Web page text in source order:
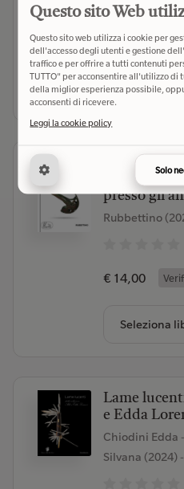
€ 25,00
Seleziona
La
equini,
presso gli
Rubbettino
€ 14,00
Seleziona
Lame
e Edda
Chiodini Edda
Silvana (2024)-
Questo sito Web
Questo sito web utilizza i cookie per
dell'accesso degli utenti e gestione
traffico e per offrire a tutti contenuti
TUTTO" per acconsentire all'utilizzo
della miglior esperienza possibile,
acconsenti di ricevere.
Leggi la cookie policy
Solo